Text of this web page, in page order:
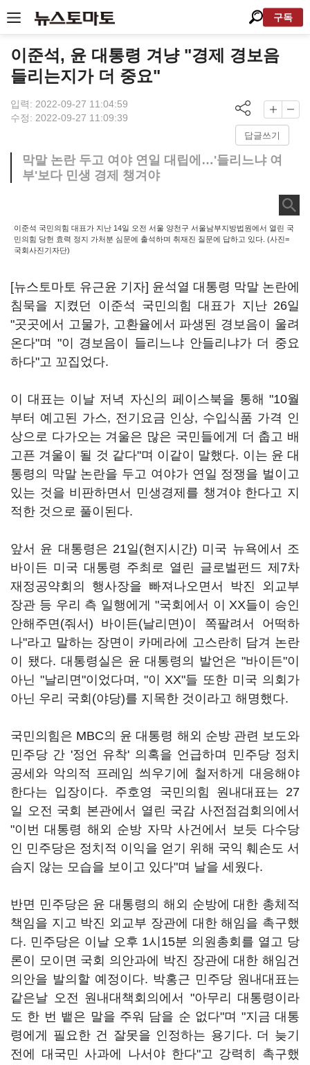
구독
이준석, 윤 대통령 겨냥 "경제 경보음
들리는지가 더 중요"
입력: 2022-09-27 11:04:59
수정: 2022-09-27 11:09:39
답글쓰기
막말 논란 두고 여야 연일 대립에…'들리느냐 여
부'보다 민생 경제 챙겨야
이준석 국민의힘 대표가 지난 14일 오전 서울 양천구 서울남부지방법원에서 열린 국
민의힘 당헌 효력 정지 가처분 심문에 출석하며 취재진 질문에 답하고 있다. (사진=
국회사진기자단)
[뉴스토마토 유근윤 기자] 윤석열 대통령 막말 논란에
침묵을 지켰던 이준석 국민의힘 대표가 지난 26일
"곳곳에서 고물가, 고환율에서 파생된 경보음이 울려
온다"며 "이 경보음이 들리느냐 안들리냐가 더 중요
하다"고 꼬집었다.
이 대표는 이날 저녁 자신의 페이스북을 통해 "10월
부터 예고된 가스, 전기요금 인상, 수입식품 가격 인
상으로 다가오는 겨울은 많은 국민들에게 더 춥고 배
고픈 겨울이 될 것 같다"며 이같이 말했다. 이는 윤 대
통령의 막말 논란을 두고 여야가 연일 정쟁을 벌이고
있는 것을 비판하면서 민생경제를 챙겨야 한다고 지
적한 것으로 풀이된다.
앞서 윤 대통령은 21일(현지시간) 미국 뉴욕에서 조
바이든 미국 대통령 주최로 열린 글로벌펀드 제7차
재정공약회의 행사장을 빠져나오면서 박진 외교부
장관 등 우리 측 일행에게 "국회에서 이 XX들이 승인
안해주면(줘서) 바이든(날리면)이 쪽팔려서 어떡하
나"라고 말하는 장면이 카메라에 고스란히 담겨 논란
이 됐다. 대통령실은 윤 대통령의 발언은 "바이든"이
아닌 "날리면"이었다며, "이 XX"들 또한 미국 의회가
아닌 우리 국회(야당)를 지목한 것이라고 해명했다.
국민의힘은 MBC의 윤 대통령 해외 순방 관련 보도와
민주당 간 '정언 유착' 의혹을 언급하며 민주당 정치
공세와 악의적 프레임 씌우기에 철저하게 대응해야
한다는 입장이다. 주호영 국민의힘 원내대표는 27
일 오전 국회 본관에서 열린 국감 사전점검회의에서
"이번 대통령 해외 순방 자막 사건에서 보듯 다수당
인 민주당은 정치적 이익을 얻기 위해 국익 훼손도 서
슴지 않는 모습을 보이고 있다"며 날을 세웠다.
반면 민주당은 윤 대통령의 해외 순방에 대한 총체적
책임을 지고 박진 외교부 장관에 대한 해임을 촉구했
다. 민주당은 이날 오후 1시15분 의원총회를 열고 당
론이 모이면 국회 의안과에 박진 장관에 대한 해임건
의안을 발의할 예정이다. 박홍근 민주당 원내대표는
같은날 오전 원내대책회의에서 "아무리 대통령이라
도 한 번 뱉은 말을 주워 담을 순 없다"며 "지금 대통
령에게 필요한 건 잘못을 인정하는 용기다. 더 늦기
전에 대국민 사과에 나서야 한다"고 강력히 촉구했